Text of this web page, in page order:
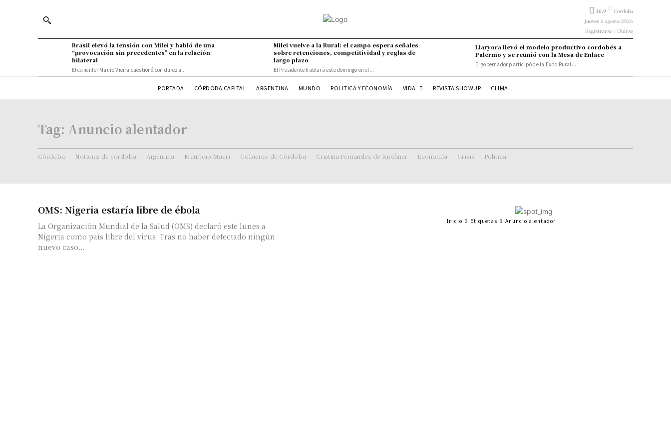
16.9 C Córdoba
jueves 6 agosto 2026
Registrarse / Unirse
Brasil elevó la tensión con Milei y habló de una
“provocación sin precedentes” en la relación
bilateral
El canciller Mauro Vieira cuestionó con dureza...
Milei vuelve a la Rural: el campo espera señales
sobre retenciones, competitividad y reglas de
largo plazo
El Presidente hablará este domingo en el...
Llaryora llevó el modelo productivo cordobés a
Palermo y se reunió con la Mesa de Enlace
El gobernador participó de la Expo Rural...
PORTADA CÓRDOBA CAPITAL ARGENTINA MUNDO POLITICA Y ECONOMÍA VIDA REVISTA SHOWUP CLIMA
Tag: Anuncio alentador
Córdoba Noticias de cordoba Argentina Mauricio Macri Gobierno de Córdoba Cristina Fernandez de Kirchner Economía Crisis Politica
OMS: Nigeria estaría libre de ébola
La Organización Mundial de la Salud (OMS) declaró este lunes a
Nigeria como país libre del virus. Tras no haber detectado ningún
nuevo caso...
Inicio Etiquetas Anuncio alentador